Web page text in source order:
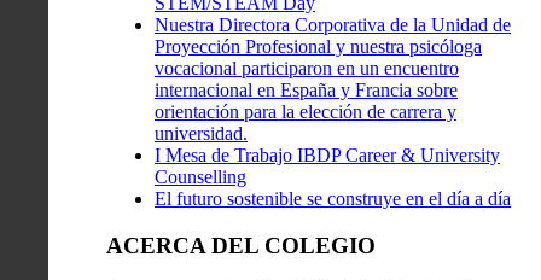
Nuestra Directora Corporativa de la Unidad de
Proyección Profesional y nuestra psicóloga
vocacional participaron en un encuentro
internacional en España y Francia sobre
orientación para la elección de carrera y
universidad.
I Mesa de Trabajo IBDP Career & University
Counselling
El futuro sostenible se construye en el día a día
ACERCA DEL COLEGIO